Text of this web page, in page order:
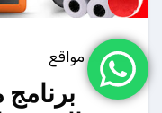
تصميم مواقع